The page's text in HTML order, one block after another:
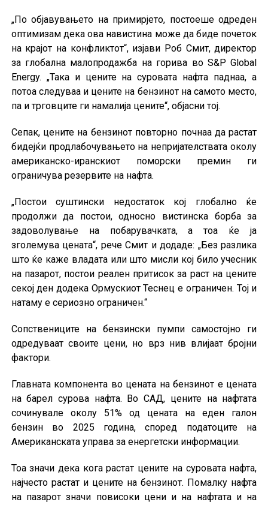
„По објавувањето на примирјето, постоеше одреден
оптимизам дека ова навистина може да биде почеток
на крајот на конфликтот“, изјави Роб Смит, директор
за глобална малопродажба на горива во S&P Global
Energy. „Така и цените на суровата нафта паднаа, а
потоа следуваа и цените на бензинот на самото место,
па и трговците ги намалија цените“, објасни тој.
Сепак, цените на бензинот повторно почнаа да растат
бидејќи продлабочувањето на непријателствата околу
американско-иранскиот поморски премин ги
ограничува резервите на нафта.
„Постои суштински недостаток кој глобално ќе
продолжи да постои, односно вистинска борба за
задоволување на побарувачката, а тоа ќе ја
зголемува цената“, рече Смит и додаде: „Без разлика
што ќе каже владата или што мисли кој било учесник
на пазарот, постои реален притисок за раст на цените
секој ден додека Ормускиот Теснец е ограничен. Тој и
натаму е сериозно ограничен.“
Сопствениците на бензински пумпи самостојно ги
одредуваат своите цени, но врз нив влијаат бројни
фактори.
Главната компонента во цената на бензинот е цената
на барел сурова нафта. Во САД, цените на нафтата
сочинувале околу 51% од цената на еден галон
бензин во 2025 година, според податоците на
Американската управа за енергетски информации.
Тоа значи дека кога растат цените на суровата нафта,
најчесто растат и цените на бензинот. Помалку нафта
на пазарот значи повисоки цени и на нафтата и на